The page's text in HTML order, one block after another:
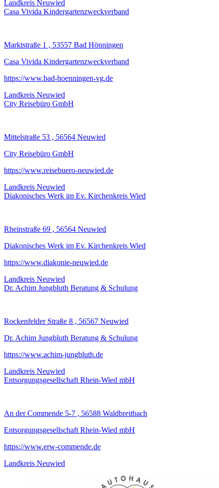
Landkreis Neuwied
Casa Vivida Kindergartenzweckverband
Marktstraße 1 , 53557 Bad Hönningen
Casa Vivida Kindergartenzweckverband
https://www.bad-hoenningen-vg.de
Landkreis Neuwied
City Reisebüro GmbH
Mittelstraße 53 , 56564 Neuwied
City Reisebüro GmbH
https://www.reisebuero-neuwied.de
Landkreis Neuwied
Diakonisches Werk im Ev. Kirchenkreis Wied
Rheinstraße 69 , 56564 Neuwied
Diakonisches Werk im Ev. Kirchenkreis Wied
https://www.diakonie-neuwied.de
Landkreis Neuwied
Dr. Achim Jungbluth Beratung & Schulung
Rockenfelder Straße 8 , 56567 Neuwied
Dr. Achim Jungbluth Beratung & Schulung
https://www.achim-jungbluth.de
Landkreis Neuwied
Entsorgungsgesellschaft Rhein-Wied mbH
An der Commende 5-7 , 56588 Waldbreitbach
Entsorgungsgesellschaft Rhein-Wied mbH
https://www.erw-commende.de
Landkreis Neuwied